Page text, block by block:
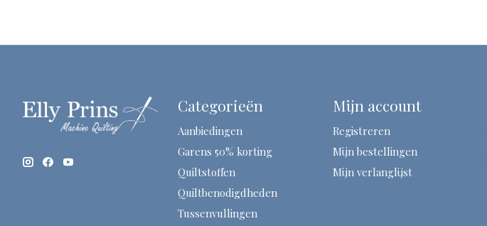
Categorieën
Aanbiedingen
Garens 50% korting
Quiltstoffen
Quiltbenodigdheden
Tussenvullingen
Mijn account
Registreren
Mijn bestellingen
Mijn verlanglijst